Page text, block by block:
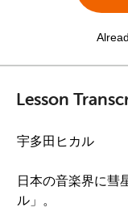
Lesson
宇多田ヒカル
日本の音楽界に彗
ル」。